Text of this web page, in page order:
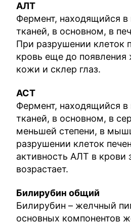
АЛТ
Фермент, находящийся в
тканей, в основном, в
При разрушении клеток
кровь еще до
кожи и склер глаз.
АСТ
Фермент, находящийся в
тканей, в основном, в
меньшей степени, в
разрушении клеток
активность АЛТ в крови
возрастает.
Билирубин общий
Билирубин – желчный
основных компонентов